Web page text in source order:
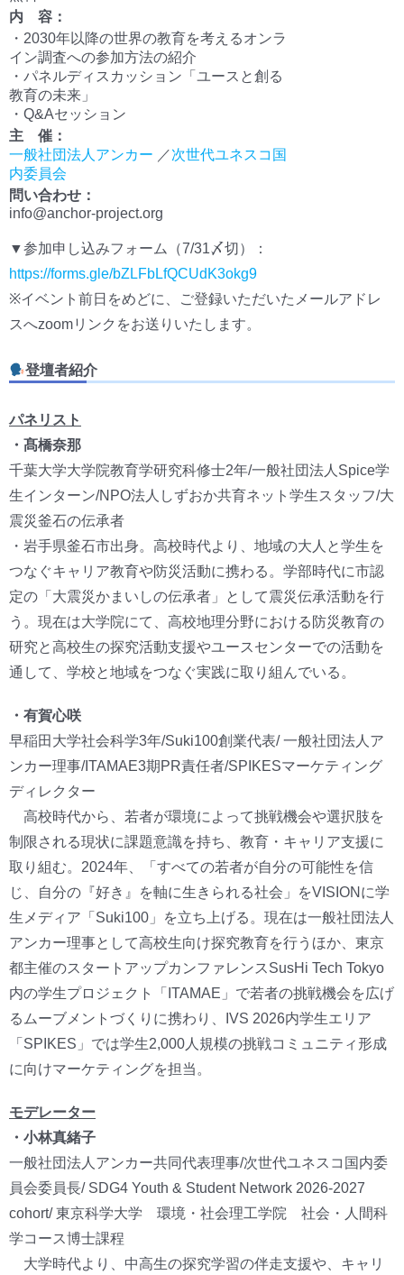
内 容：
・2030年以降の世界の教育を考えるオンラ
イン調査への参加方法の紹介
・パネルディスカッション「ユースと創る
教育の未来」
・Q&Aセッション
主 催：
一般社団法人アンカー ／次世代ユネスコ国
内委員会
問い合わせ：
info@anchor-project.org
▼参加申し込みフォーム（7/31〆切）：
https://forms.gle/bZLFbLfQCUdK3okg9
※イベント前日をめどに、ご登録いただいたメールアドレ
スへzoomリンクをお送りいたします。
登壇者紹介
パネリスト
・髙橋奈那
千葉大学大学院教育学研究科修士2年/一般社団法人Spice学
生インターン/NPO法人しずおか共育ネット学生スタッフ/大
震災釜石の伝承者
・岩手県釜石市出身。高校時代より、地域の大人と学生を
つなぐキャリア教育や防災活動に携わる。学部時代に市認
定の「大震災かまいしの伝承者」として震災伝承活動を行
う。現在は大学院にて、高校地理分野における防災教育の
研究と高校生の探究活動支援やユースセンターでの活動を
通して、学校と地域をつなぐ実践に取り組んでいる。
・有賀心咲
早稲田大学社会科学3年/Suki100創業代表/ 一般社団法人ア
ンカー理事/ITAMAE3期PR責任者/SPIKESマーケティング
ディレクター
高校時代から、若者が環境によって挑戦機会や選択肢を
制限される現状に課題意識を持ち、教育・キャリア支援に
取り組む。2024年、「すべての若者が自分の可能性を信
じ、自分の『好き』を軸に生きられる社会」をVISIONに学
生メディア「Suki100」を立ち上げる。現在は一般社団法人
アンカー理事として高校生向け探究教育を行うほか、東京
都主催のスタートアップカンファレンスSusHi Tech Tokyo
内の学生プロジェクト「ITAMAE」で若者の挑戦機会を広げ
るムーブメントづくりに携わり、IVS 2026内学生エリア
「SPIKES」では学生2,000人規模の挑戦コミュニティ形成
に向けマーケティングを担当。
モデレーター
・小林真緒子
一般社団法人アンカー共同代表理事/次世代ユネスコ国内委
員会委員長/ SDG4 Youth & Student Network 2026-2027
cohort/ 東京科学大学 環境・社会理工学院 社会・人間科
学コース博士課程
大学時代より、中高生の探究学習の伴走支援や、キャリ